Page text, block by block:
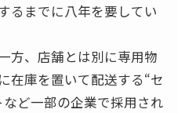
るまでに八年を要してい
、店舗とは別に専用物
在庫を置いて配送する“セ
ど一部の企業で採用され